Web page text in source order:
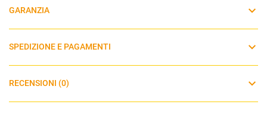
cuscino lombare rimovibile e a un cuscino per la testa
separato, integrato nel seggiolino auto.
- La capottina parasole protegge il tuo bambino dal sole,
GARANZIA
SPEDIZIONE E PAGAMENTI
RECENSIONI (0)